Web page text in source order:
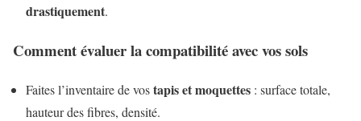
drastiquement.
Comment évaluer la compatibilité avec vos sols
Faites l’inventaire de vostapis et moquettes : surface totale,
hauteur des fibres, densité.